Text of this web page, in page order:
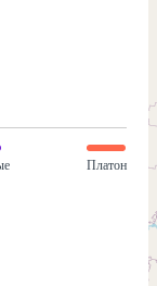
Платон